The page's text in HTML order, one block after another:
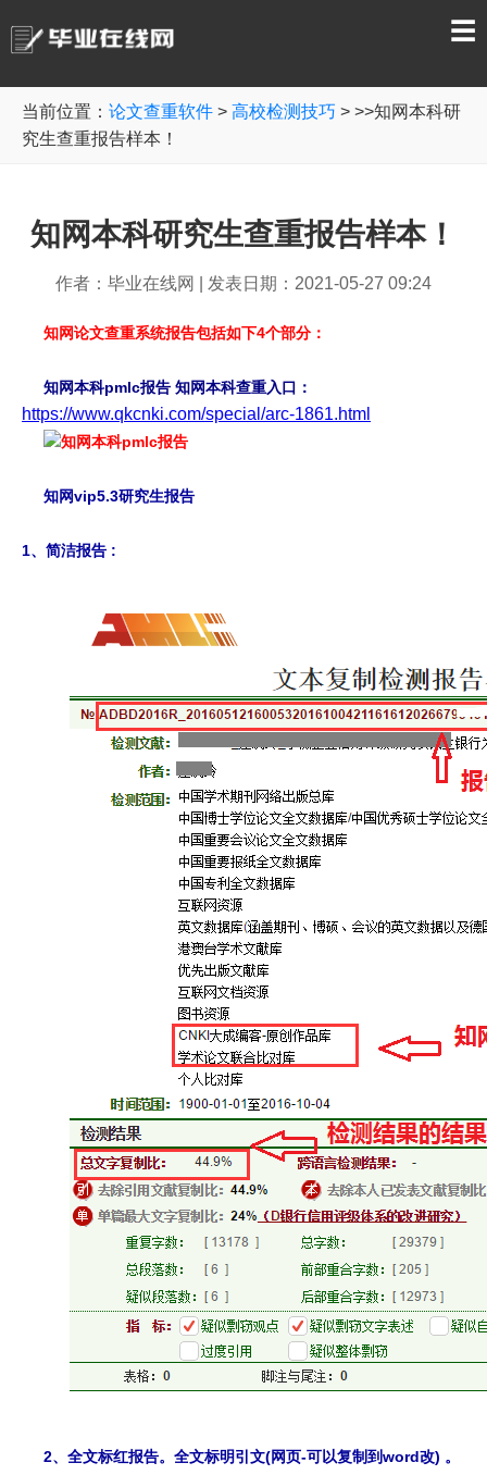
☰
当前位置： 论文查重软件 > 高校检测技巧 > >>知网本科研
究生查重报告样本！
知网本科研究生查重报告样本！
作者：毕业在线网 发表日期：2021-05-27 09:24
知网论文查重系统报告包括如下4个部分：
知网本科pmlc报告 知网本科查重入口：
https://www.qkcnki.com/special/arc-1861.html
知网vip5.3研究生报告
1、简洁报告 :
2、全文标红报告。全文标明引文(网页-可以复制到word改) 。